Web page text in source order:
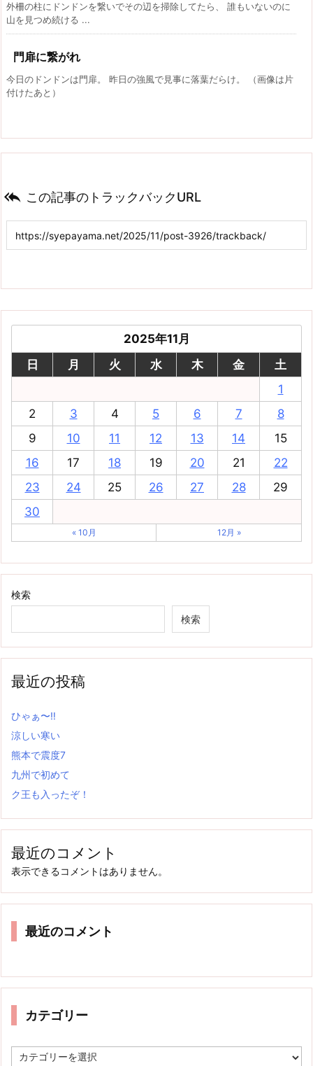
外柵の柱にドンドンを繋いでその辺を掃除してたら、 誰もいないのに
山を見つめ続ける ...
門扉に繋がれ
今日のドンドンは門扉。 昨日の強風で見事に落葉だらけ。 （画像は片
付けたあと）
 この記事のトラックバックURL
2025年11月
日
月 火 水 木 金
土
1
2
3 4 5 6 7
8
9
10 11 12 13 14
15
16
17 18 19 20 21
22
23
24 25 26 27 28
29
30
« 10月 12月 »
検索
検索
最近の投稿
ひゃぁ〜‼
涼しい寒い
熊本で震度7
九州で初めて
ク王も入ったぞ！
最近のコメント
表示できるコメントはありません。
最近のコメント
カテゴリー